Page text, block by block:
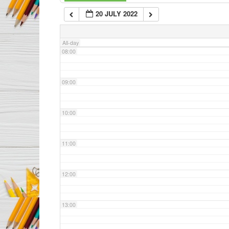
20 JULY 2022
All-day
07:00
08:00
09:00
10:00
11:00
12:00
13:00